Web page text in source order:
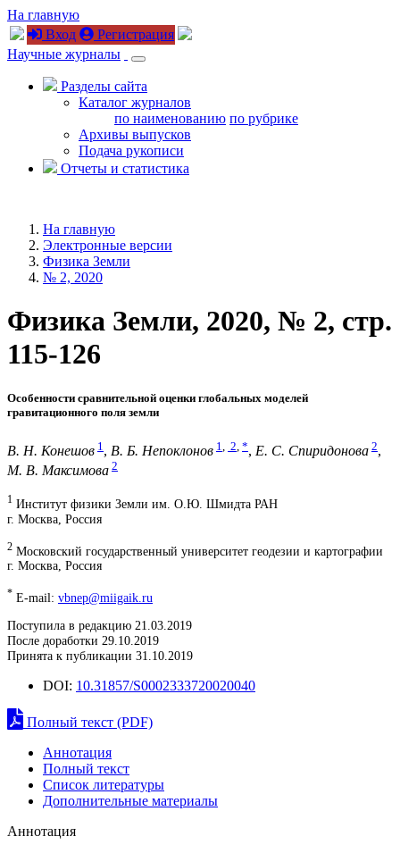
На главную
Вход
Регистрация
Научные журналы
Разделы сайта
Каталог журналов
по наименованию по рубрике
Архивы выпусков
Подача рукописи
Отчеты и статистика
На главную
Электронные версии
Физика Земли
№ 2, 2020
Физика Земли, 2020, № 2, стр.
115-126
Особенности сравнительной оценки глобальных моделей
гравитационного поля земли
В. Н. Конешов 1 , В. Б. Непоклонов 1 2 *, Е. С. Спиридонова 2,
М. В. Максимова 2
1 Институт физики Земли им. О.Ю. Шмидта РАН
г. Москва, Россия
2 Московский государственный университет геодезии и картографии
г. Москва, Россия
* E-mail: vbnep@miigaik.ru
Поступила в редакцию 21.03.2019
После доработки 29.10.2019
Принята к публикации 31.10.2019
DOI: 10.31857/S0002333720020040
Полный текст (PDF)
Аннотация
Полный текст
Список литературы
Дополнительные материалы
Аннотация